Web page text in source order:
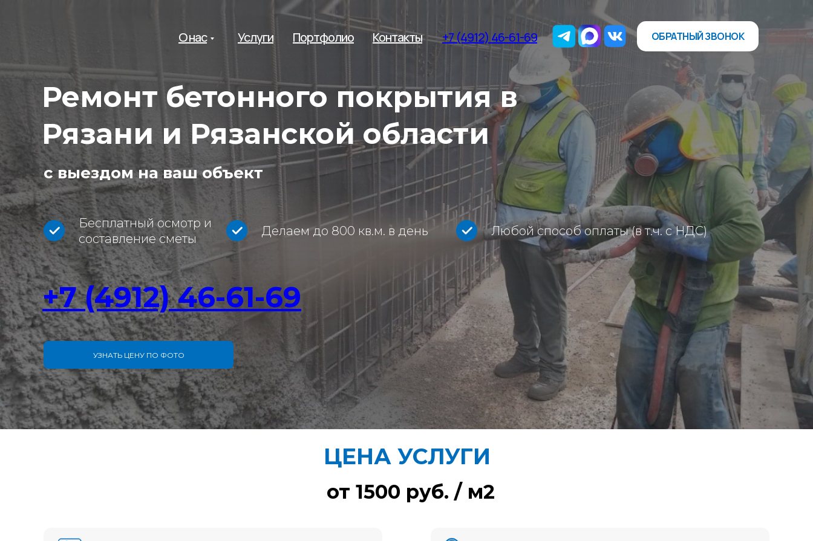
ОБРАТНЫЙ ЗВОНОК
О нас Услуги Портфолио Контакты +7 (4912) 46-61-69
УЗНАТЬ ЦЕНУ ПО ФОТО
Делаем до 800 кв.м. в день Любой способ оплаты (в т.ч. с НДС)
Бесплатный осмотр и
составление сметы
Ремонт бетонного покрытия в
Рязани и Рязанской области
с выездом на ваш объект
+7 (4912) 46-61-69
ЦЕНА УСЛУГИ
от 1500 руб. / м2